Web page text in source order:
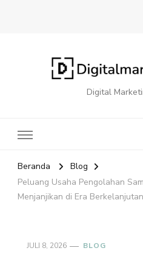
Digital
Beranda
Blog
Peluang Usaha Pengolahan
Menjanjikan di Era Berkelanjutan
JULI 8, 2026 BLOG